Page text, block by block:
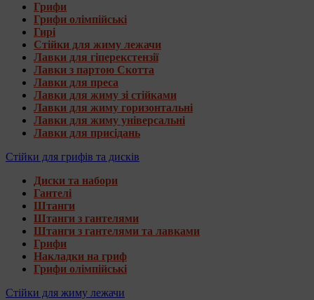
Грифи
Грифи олімпійські
Гирі
Стійки для жиму лежачи
Лавки для гіперекстензії
Лавки з партою Скотта
Лавки для преса
Лавки для жиму зі стійками
Лавки для жиму горизонтальні
Лавки для жиму універсальні
Лавки для присідань
Стійки для грифів та дисків
Диски та набори
Гантелі
Штанги
Штанги з гантелями
Штанги з гантелями та лавками
Грифи
Накладки на гриф
Грифи олімпійські
Стійки для жиму лежачи